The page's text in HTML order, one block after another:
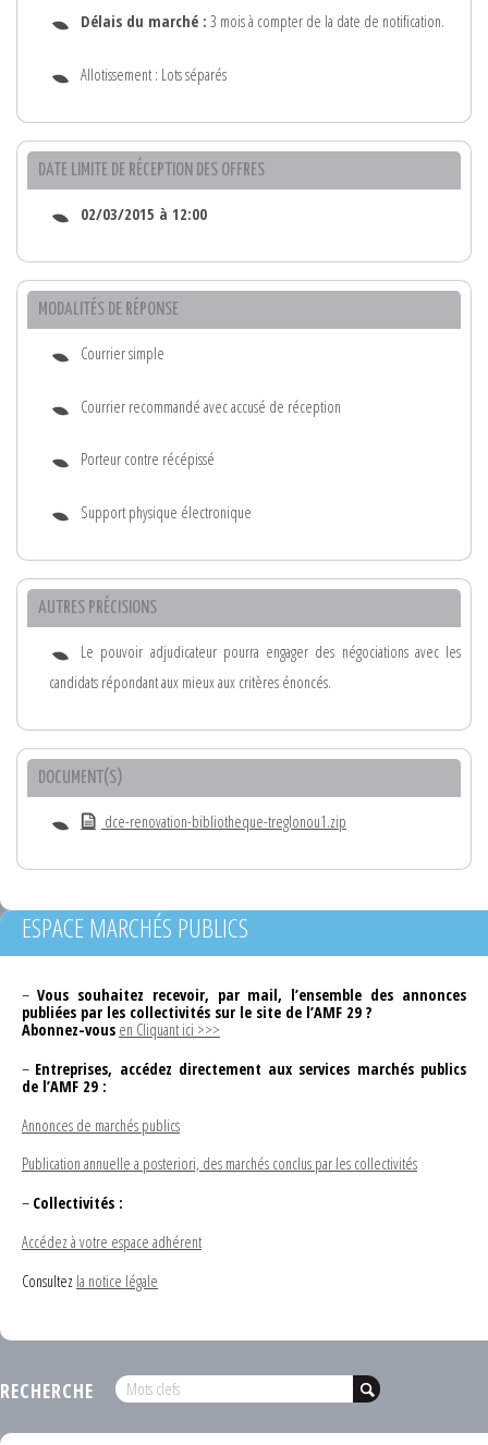
Délais du marché : 3 mois à compter de la date de notification.
Allotissement : Lots séparés
DATE LIMITE DE RÉCEPTION DES OFFRES
02/03/2015 à 12:00
MODALITÉS DE RÉPONSE
Courrier simple
Courrier recommandé avec accusé de réception
Porteur contre récépissé
Support physique électronique
AUTRES PRÉCISIONS
Le pouvoir adjudicateur pourra engager des négociations avec les
candidats répondant aux mieux aux critères énoncés.
DOCUMENT(S)
dce-renovation-bibliotheque-treglonou1.zip
ESPACE MARCHÉS PUBLICS
– Vous souhaitez recevoir, par mail, l’ensemble des annonces
publiées par les collectivités sur le site de l’AMF 29 ?
Abonnez-vous en Cliquant ici >>>
– Entreprises, accédez directement aux services marchés publics
de l’AMF 29 :
Annonces de marchés publics
Publication annuelle a posteriori, des marchés conclus par les collectivités
– Collectivités :
Accédez à votre espace adhérent
Consultez la notice légale
RECHERCHE